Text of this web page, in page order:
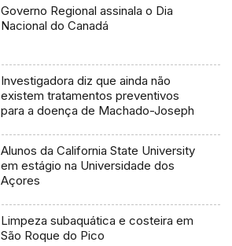
Governo Regional assinala o Dia
Nacional do Canadá
Investigadora diz que ainda não
existem tratamentos preventivos
para a doença de Machado-Joseph
Alunos da California State University
em estágio na Universidade dos
Açores
Limpeza subaquática e costeira em
São Roque do Pico